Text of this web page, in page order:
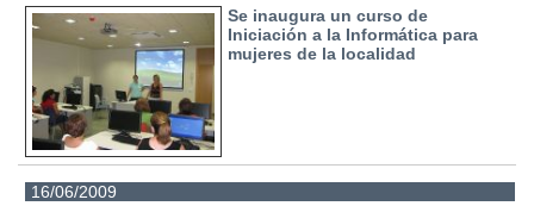
Se inaugura un curso de
Iniciación a la Informática para
mujeres de la localidad
16/06/2009